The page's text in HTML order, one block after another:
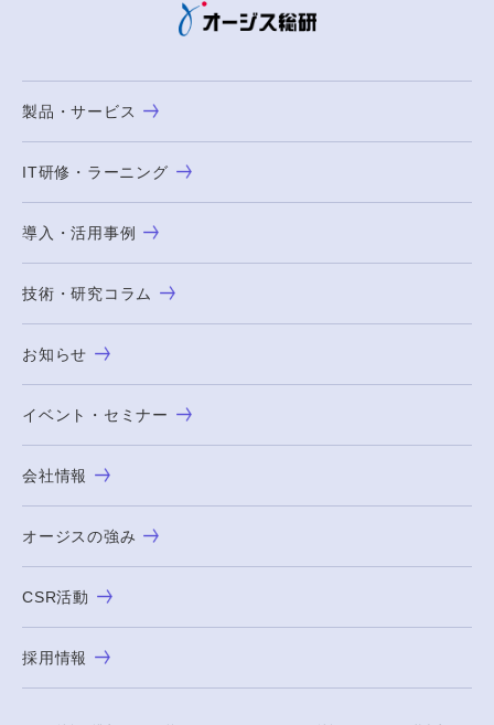
製品・サービス
IT研修・ラーニング
導入・活用事例
技術・研究コラム
お知らせ
イベント・セミナー
会社情報
オージスの強み
CSR活動
採用情報